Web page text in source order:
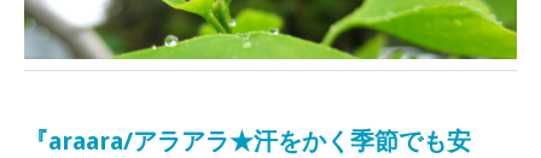
『araara/アラアラ★汗をかく季節でも安